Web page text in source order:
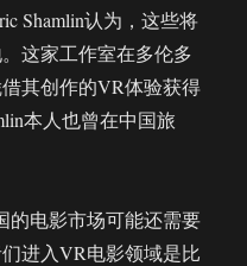
Shamlin认为，这些将
这家工作室在多伦多
其创作的VR体验获得
本人也曾在中国旅
的电影市场可能还需要
进入VR电影领域是比